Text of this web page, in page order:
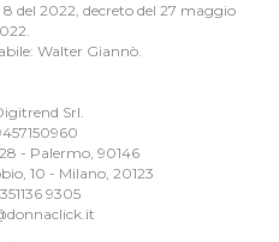
del 2022, decreto del 27 maggio
Walter Giannò.
Srl.
- Palermo, 90146
10 - Milano, 20123
9305